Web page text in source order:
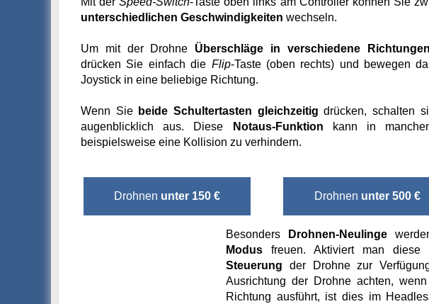
unterschiedlichen Geschwindigkeiten wechseln.
Um mit der Drohne Überschläge in verschiedene Richtungen
drücken Sie einfach die Flip-Taste (oben rechts) und bewegen
Joystick in eine beliebige Richtung.
Wenn Sie beide Schultertasten gleichzeitig drücken, schalten
augenblicklich aus. Diese
Notaus-Funktion kann in
beispielsweise eine Kollision zu verhindern.
Drohnen unter 150 € Drohnen unter 500 €
Besonders Drohnen-Neulinge
Modus freuen. Aktiviert man
Steuerung der Drohne zur
Ausrichtung der Drohne achten,
Richtung ausführt, ist dies im